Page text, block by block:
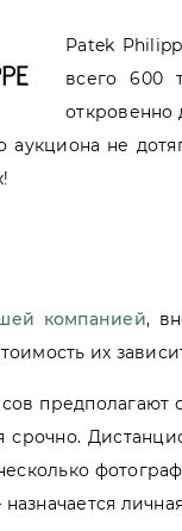
Patek
всего 600
откровенно
не
компанией,
их
предполагают
срочно.